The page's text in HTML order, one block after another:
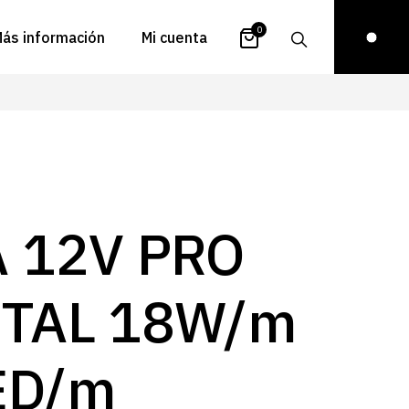
información
Proyectos
de inspiración
Mi cuenta
contraseña
0
12V PRO
18W/m
m